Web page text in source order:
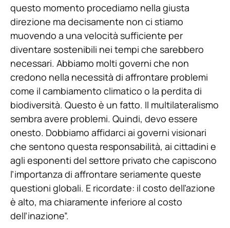
questo momento procediamo nella giusta
direzione ma decisamente non ci stiamo
muovendo a una velocità sufficiente per
diventare sostenibili nei tempi che sarebbero
necessari. Abbiamo molti governi che non
credono nella necessità di affrontare problemi
come il cambiamento climatico o la perdita di
biodiversità. Questo è un fatto. Il multilateralismo
sembra avere problemi. Quindi, devo essere
onesto. Dobbiamo affidarci ai governi visionari
che sentono questa responsabilità, ai cittadini e
agli esponenti del settore privato che capiscono
l’importanza di affrontare seriamente queste
questioni globali. E ricordate: il costo dell’azione
è alto, ma chiaramente inferiore al costo
dell’inazione”.